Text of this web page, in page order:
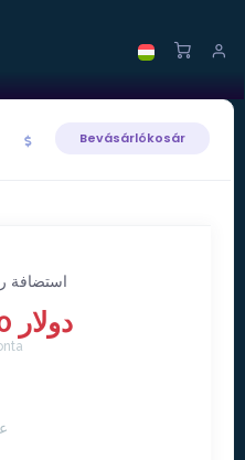
Bevásárlókosár
استضافة
$10.00 دولار